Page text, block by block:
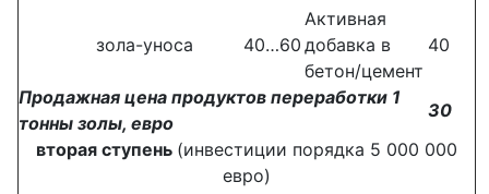
зола-уноса 40…60
Активная
добавка в
бетон/цемент
40
Продажная цена продуктов переработки 1
тонны золы, евро
30
вторая ступень (инвестиции порядка 5 000 000
евро)